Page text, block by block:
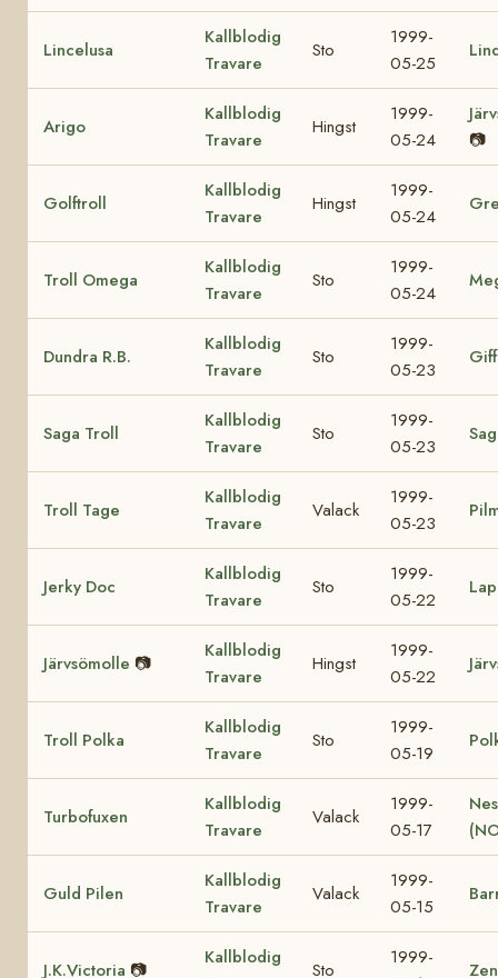
Lincelusa
Kallblodig
Travare
Sto
1999-
05-25
Arigo
Kallblodig
Travare
Hingst
1999-
05-24
📷
Golftroll
Kallblodig
Travare
Hingst
1999-
05-24
Troll Omega
Kallblodig
Travare
Sto
1999-
05-24
Dundra R.B.
Kallblodig
Travare
Sto
1999-
05-23
Saga Troll
Kallblodig
Travare
Sto
1999-
05-23
Troll Tage
Kallblodig
Travare
Valack
1999-
05-23
Jerky Doc
Kallblodig
Travare
Sto
1999-
05-22
Järvsömolle 📷
Kallblodig
Travare
Hingst
1999-
05-22
Troll Polka
Kallblodig
Travare
Sto
1999-
05-19
Turbofuxen
Kallblodig
Travare
Valack
1999-
05-17
Guld Pilen
Kallblodig
Travare
Valack
1999-
05-15
J.K.Victoria 📷
Kallblodig
Sto
1999-